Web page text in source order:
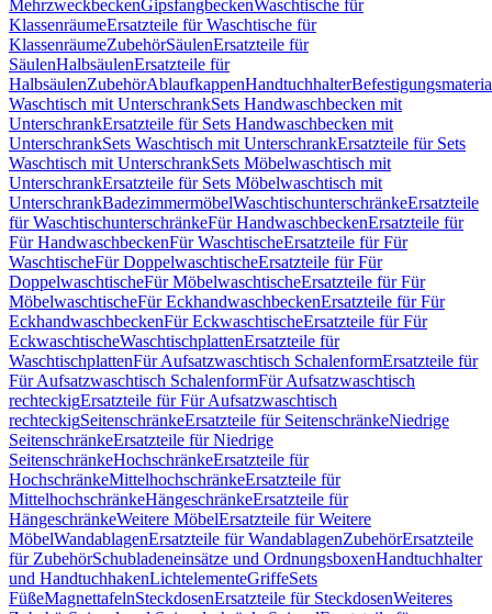
MehrzweckbeckenGipsfangbeckenWaschtische für
KlassenräumeErsatzteile für Waschtische für
KlassenräumeZubehörSäulenErsatzteile für
SäulenHalbsäulenErsatzteile für
HalbsäulenZubehörAblaufkappenHandtuchhalter
Waschtisch mit UnterschrankSets Handwaschbecken mit
UnterschrankErsatzteile für Sets Handwaschbecken mit
UnterschrankSets Waschtisch mit UnterschrankErsatzteile für Sets
Waschtisch mit UnterschrankSets Möbelwaschtisch mit
UnterschrankErsatzteile für Sets Möbelwaschtisch mit
UnterschrankBadezimmermöbelWaschtischunterschränkeErsatzteile
für WaschtischunterschränkeFür HandwaschbeckenErsatzteile für
Für HandwaschbeckenFür WaschtischeErsatzteile für Für
WaschtischeFür DoppelwaschtischeErsatzteile für Für
DoppelwaschtischeFür MöbelwaschtischeErsatzteile für Für
MöbelwaschtischeFür EckhandwaschbeckenErsatzteile für Für
EckhandwaschbeckenFür EckwaschtischeErsatzteile für Für
EckwaschtischeWaschtischplattenErsatzteile für
WaschtischplattenFür Aufsatzwaschtisch SchalenformErsatzteile für
Für Aufsatzwaschtisch SchalenformFür Aufsatzwaschtisch
rechteckigErsatzteile für Für Aufsatzwaschtisch
rechteckigSeitenschränkeErsatzteile für SeitenschränkeNiedrige
SeitenschränkeErsatzteile für Niedrige
SeitenschränkeHochschränkeErsatzteile für
HochschränkeMittelhochschränkeErsatzteile für
MittelhochschränkeHängeschränkeErsatzteile für
HängeschränkeWeitere MöbelErsatzteile für Weitere
MöbelWandablagenErsatzteile für WandablagenZubehörErsatzteile
für ZubehörSchubladeneinsätze und OrdnungsboxenHandtuchhalter
und HandtuchhakenLichtelementeGriffeSets
FüßeMagnettafelnSteckdosenErsatzteile für SteckdosenWeiteres